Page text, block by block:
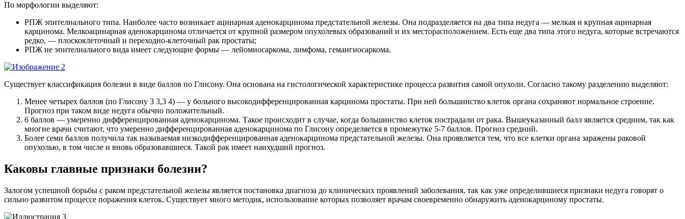
По морфологии выделяют:
РПЖ эпителиального типа. Наиболее часто возникает ацинарная аденокарцинома предстательной железы. Она подразделяется на два типа недуга — мелкая и крупная ацинарная
карцинома. Мелкоацинарная аденокарцинома отличается от крупной размером опухолевых образований и их месторасположением. Есть еще два типа этого недуга, которые встречаются
редко, — плоскоклеточный и переходно-клеточный рак простаты;
РПЖ не эпителиального вида имеет следующие формы — лейомиосаркома, лимфома, гемангиосаркома.
Существует классификация болезни в виде баллов по Глисону. Она основана на гистологической характеристике процесса развития самой опухоли. Согласно такому разделению выделяют:
Менее четырех баллов (по Глисону 3 3,3 4) — у больного высокодифференцированная карцинома простаты. При ней большинство клеток органа сохраняют нормальное строение.
Прогноз при таком виде недуга обычно положительный.
6 баллов — умеренно дифференцированная аденокарцинома. Такое происходит в случае, когда большинство клеток пострадали от рака. Вышеуказанный балл является средним, так как
многие врачи считают, что умеренно дифференцированная аденокарцинома по Глисону определяется в промежутке 5-7 баллов. Прогноз средний.
Более семи баллов получила так называемая низкодифференцированная аденокарцинома предстательной железы. Она проявляется тем, что все клетки органа заражены раковой
опухолью, в том числе и вновь образовавшиеся. Такой рак имеет наихудший прогноз.
Каковы главные признаки болезни?
Залогом успешной борьбы с раком предстательной железы является постановка диагноза до клинических проявлений заболевания, так как уже определившиеся признаки недуга говорят о
сильно развитом процессе поражения клеток. Существует много методик, использование которых позволяет врачам своевременно обнаружить аденокарциному простаты.